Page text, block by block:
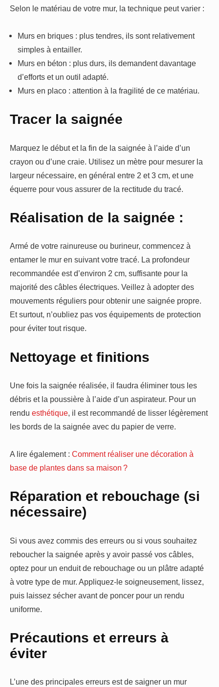
Selon le matériau de votre mur, la technique peut varier :
Murs en briques : plus tendres, ils sont relativement
simples à entailler.
Murs en béton : plus durs, ils demandent davantage
d’efforts et un outil adapté.
Murs en placo : attention à la fragilité de ce matériau.
Tracer la saignée
Marquez le début et la fin de la saignée à l’aide d’un
crayon ou d’une craie. Utilisez un mètre pour mesurer la
largeur nécessaire, en général entre 2 et 3 cm, et une
équerre pour vous assurer de la rectitude du tracé.
Réalisation de la saignée :
Armé de votre rainureuse ou burineur, commencez à
entamer le mur en suivant votre tracé. La profondeur
recommandée est d’environ 2 cm, suffisante pour la
majorité des câbles électriques. Veillez à adopter des
mouvements réguliers pour obtenir une saignée propre.
Et surtout, n’oubliez pas vos équipements de protection
pour éviter tout risque.
Nettoyage et finitions
Une fois la saignée réalisée, il faudra éliminer tous les
débris et la poussière à l’aide d’un aspirateur. Pour un
rendu esthétique, il est recommandé de lisser légèrement
les bords de la saignée avec du papier de verre.
A lire également : Comment réaliser une décoration à
base de plantes dans sa maison ?
Réparation et rebouchage (si
nécessaire)
Si vous avez commis des erreurs ou si vous souhaitez
reboucher la saignée après y avoir passé vos câbles,
optez pour un enduit de rebouchage ou un plâtre adapté
à votre type de mur. Appliquez-le soigneusement, lissez,
puis laissez sécher avant de poncer pour un rendu
uniforme.
Précautions et erreurs à
éviter
L’une des principales erreurs est de saigner un mur